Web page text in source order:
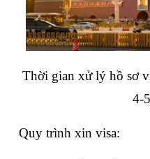
Thời gian xử lý hồ sơ
4-
Quy trình xin visa: